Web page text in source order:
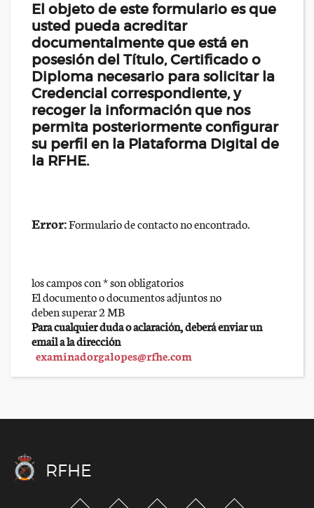
El objeto de este formulario es que
usted pueda acreditar
documentalmente que está en
posesión del Título, Certificado o
Diploma necesario para solicitar la
Credencial correspondiente, y
recoger la información que nos
permita posteriormente configurar
su perfil en la Plataforma Digital de
la RFHE.
Error:Formulario de contacto no encontrado.
los campos con * son obligatorios
El documento o documentos adjuntos no
deben superar 2 MB
Para cualquier duda o aclaración, deberá enviar un
email a la dirección
examinadorgalopes@rfhe.com
RFHE